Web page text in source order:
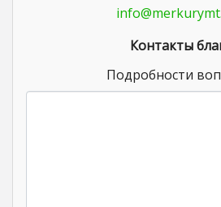
Контакты
Подробности